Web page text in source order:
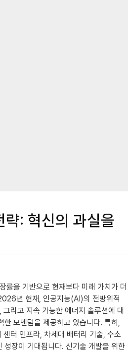
략: 혁신의 과실을
률을 기반으로 현재보다 미래 가치가 더
년 현재, 인공지능(AI)의 전방위적
리고 지속 가능한 에너지 솔루션에 대
한 모멘텀을 제공하고 있습니다. 특히,
터 인프라, 차세대 배터리 기술, 수소
성장이 기대됩니다. 신기술 개발을 위한